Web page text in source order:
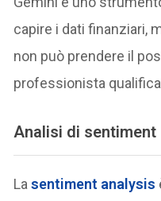
capire i dati finanziari,
non può prendere il
professionista
Analisi di sentiment
Lasentiment analysis